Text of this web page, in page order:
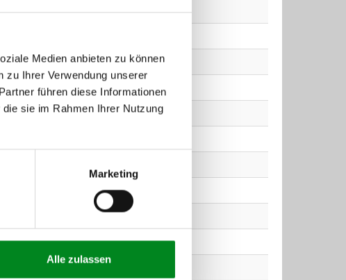
Medien anbieten zu können
zu Ihrer Verwendung unserer
führen diese Informationen
sie im Rahmen Ihrer Nutzung
Marketing
Alle zulassen